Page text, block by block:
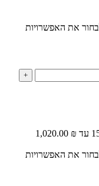
את האפשרויות
את האפשרויות